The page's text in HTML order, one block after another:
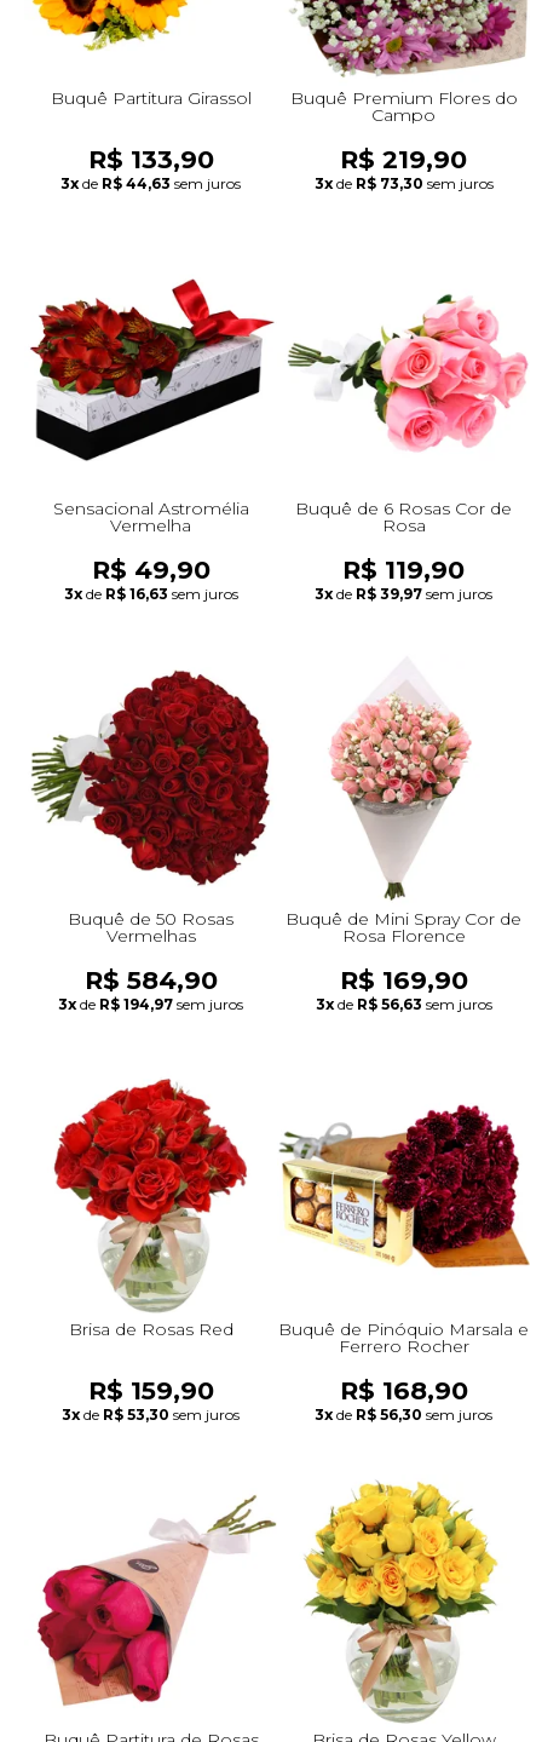
Buquê Partitura Girassol
R$ 133,90
3x de R$ 44,63 sem juros
Buquê Premium Flores do
Campo
R$ 219,90
3x de R$ 73,30 sem juros
Sensacional Astromélia
Vermelha
R$ 49,90
3x de R$ 16,63 sem juros
Buquê de 6 Rosas Cor de
Rosa
R$ 119,90
3x de R$ 39,97 sem juros
Buquê de 50 Rosas
Vermelhas
R$ 584,90
3x de R$ 194,97 sem juros
Buquê de Mini Spray Cor de
Rosa Florence
R$ 169,90
3x de R$ 56,63 sem juros
Brisa de Rosas Red
R$ 159,90
3x de R$ 53,30 sem juros
Buquê de Pinóquio Marsala e
Ferrero Rocher
R$ 168,90
3x de R$ 56,30 sem juros